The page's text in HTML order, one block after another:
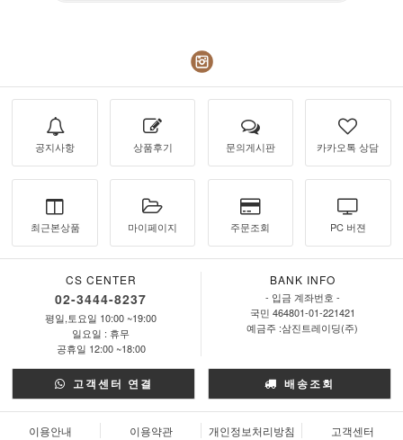
공지사항 상품후기 문의게시판 카카오톡 상담
최근본상품 마이페이지 주문조회 PC 버젼
CS CENTER
02-3444-8237
평일,토요일 10:00 ~19:00
일요일 : 휴무
공휴일 12:00 ~18:00
BANK INFO
- 입금 계좌번호 -
국민 464801-01-221421
예금주 :삼진트레이딩(주)
고객센터 연결 배송조회
이용안내 이용약관 개인정보처리방침 고객센터